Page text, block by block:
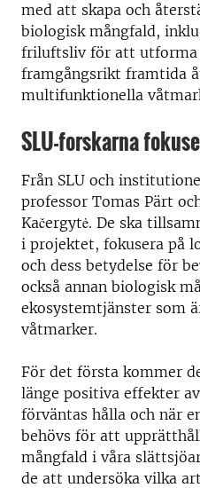
med att skapa och
biologisk mångfald,
friluftsliv för att
framgångsrikt framtida
multifunktionella
SLU-forskarna
Från SLU och
professor Tomas Pärt
Kačergytė. De ska
i projektet, fokusera på
och dess betydelse för
också annan biologisk
ekosystemtjänster som
våtmarker.
För det första kommer
länge positiva effekter
förväntas hålla och när
behövs för att
mångfald i våra
de att undersöka vilka